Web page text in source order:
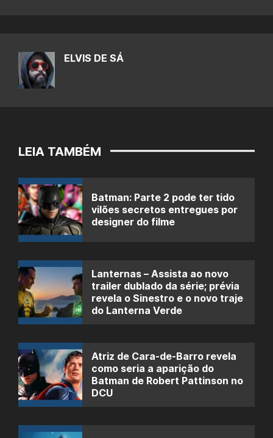
ELVIS DE SÁ
LEIA TAMBÉM
Batman: Parte 2 pode ter tido
vilões secretos entregues por
designer do filme
Lanternas – Assista ao novo
trailer dublado da série; prévia
revela o Sinestro e o novo traje
do Lanterna Verde
Atriz de Cara-de-Barro revela
como seria a aparição do
Batman de Robert Pattinson no
DCU